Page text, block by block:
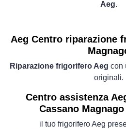
Aeg.
Aeg Centro riparazione
Riparazione frigorifero Aeg con
originali.
Centro assistenza
Cassano
il tuo frigorifero Aeg